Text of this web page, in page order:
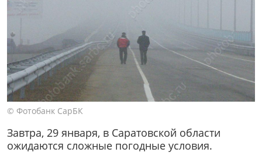
© Фотобанк СарБК
Завтра, 29 января, в Саратовской области
ожидаются сложные погодные условия.